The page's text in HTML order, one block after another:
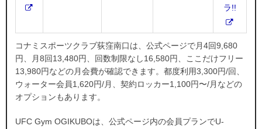
ラ!!
コナミスポーツクラブ荻窪南口は、公式ページで月4回9,680
円、月8回13,480円、回数制限なし16,580円、ここだけフリー
13,980円などの月会費が確認できます。都度利用3,300円/回、
ウォーター会員1,620円/月、契約ロッカー1,100円〜/月などの
オプションもあります。
UFC Gym OGIKUBOは、公式ページ内の会員プランでU-